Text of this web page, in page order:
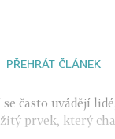
PŘEHRÁT ČLÁNEK
často uvádějí
prvek, který